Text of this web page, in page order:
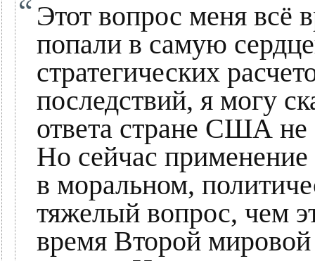
Этот вопрос меня всё
попали в самую
стратегических
последствий, я могу
ответа стране США не
Но сейчас
в моральном,
тяжелый вопрос, чем
время Второй